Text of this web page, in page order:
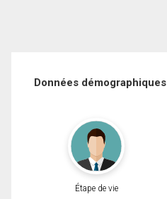
Données démographiques
Étape de vie